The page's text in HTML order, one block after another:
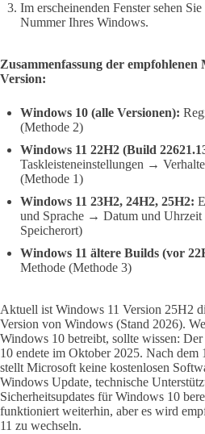
Im erscheinenden Fenster sehen
Nummer Ihres Windows.
Zusammenfassung der empfohlenen
Version:
Windows 10 (alle Versionen):
(Methode 2)
Windows 11 22H2 (Build
Taskleisteneinstellungen →
(Methode 1)
Windows 11 23H2, 24H2, 25H2:
und Sprache → Datum und Uhrzeit
Speicherort)
Windows 11 ältere Builds (vor
Methode (Methode 3)
Aktuell ist Windows 11 Version 25H2
Version von Windows (Stand 2026).
Windows 10 betreibt, sollte wissen:
10 endete im Oktober 2025. Nach dem
stellt Microsoft keine kostenlosen
Windows Update, technische
Sicherheitsupdates für Windows 10
funktioniert weiterhin, aber es wird
11 zu wechseln.